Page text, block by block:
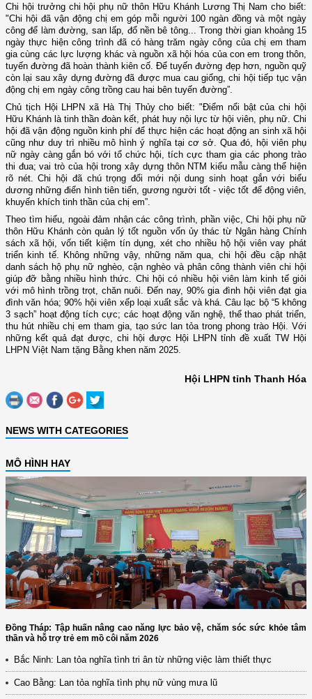
Chi hội trưởng chi hội phụ nữ thôn Hữu Khánh Lương Thị Nam cho biết:
"Chi hội đã vận động chị em góp mỗi người 100 ngàn đồng và một ngày
công để làm đường, san lấp, đổ nền bê tông... Trong thời gian khoảng 15
ngày thực hiện công trình đã có hàng trăm ngày công của chị em tham
gia cùng các lực lượng khác và nguồn xã hội hóa của con em trong thôn,
tuyến đường đã hoàn thành kiên cố. Để tuyến đường đẹp hơn, nguồn quỹ
còn lại sau xây dựng đường đã được mua cau giống, chi hội tiếp tục vận
động chị em ngày công trồng cau hai bên tuyến đường”.
Chủ tịch Hội LHPN xã Hà Thị Thủy cho biết: "Điểm nổi bật của chi hội
Hữu Khánh là tinh thần đoàn kết, phát huy nội lực từ hội viên, phụ nữ. Chi
hội đã vận động nguồn kinh phí để thực hiện các hoạt động an sinh xã hội
cũng như duy trì nhiều mô hình ý nghĩa tại cơ sở. Qua đó, hội viên phụ
nữ ngày càng gắn bó với tổ chức hội, tích cực tham gia các phong trào
thi đua; vai trò của hội trong xây dựng thôn NTM kiểu mẫu càng thể hiện
rõ nét. Chi hội đã chú trọng đổi mới nội dung sinh hoạt gắn với biểu
dương những điển hình tiên tiến, gương người tốt - việc tốt để động viên,
khuyến khích tinh thần của chị em”.
Theo tìm hiểu, ngoài đảm nhận các công trình, phần việc, Chi hội phụ nữ
thôn Hữu Khánh còn quản lý tốt nguồn vốn ủy thác từ Ngân hàng Chính
sách xã hội, vốn tiết kiệm tín dụng, xét cho nhiều hộ hội viên vay phát
triển kinh tế. Không những vậy, những năm qua, chi hội đều cập nhật
danh sách hộ phụ nữ nghèo, cận nghèo và phân công thành viên chi hội
giúp đỡ bằng nhiều hình thức. Chi hội có nhiều hội viên làm kinh tế giỏi
với mô hình trồng trọt, chăn nuôi. Đến nay, 90% gia đình hội viên đạt gia
đình văn hóa; 90% hội viên xếp loại xuất sắc và khá. Câu lạc bộ “5 không
3 sạch” hoạt động tích cực; các hoạt động văn nghệ, thể thao phát triển,
thu hút nhiều chị em tham gia, tạo sức lan tỏa trong phong trào Hội. Với
những kết quả đạt được, chi hội được Hội LHPN tỉnh đề xuất TW Hội
LHPN Việt Nam tặng Bằng khen năm 2025.
Hội LHPN tỉnh Thanh Hóa
NEWS WITH CATEGORIES
MÔ HÌNH HAY
Đồng Tháp: Tập huấn nâng cao năng lực bảo vệ, chăm sóc sức khỏe tâm
thần và hỗ trợ trẻ em mồ côi năm 2026
Bắc Ninh: Lan tỏa nghĩa tình tri ân từ những việc làm thiết thực
Cao Bằng: Lan tỏa nghĩa tình phụ nữ vùng mưa lũ